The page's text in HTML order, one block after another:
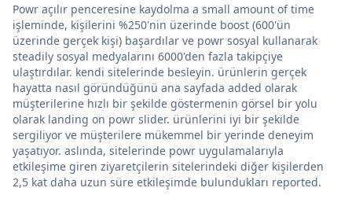
Powr açılır penceresine kaydolma a small amount of time
işleminde, kişilerini %250'nin üzerinde boost (600'ün
üzerinde gerçek kişi) başardılar ve powr sosyal kullanarak
steadily sosyal medyalarını 6000'den fazla takipçiye
ulaştırdılar. kendi sitelerinde besleyin. ürünlerin gerçek
hayatta nasıl göründüğünü ana sayfada added olarak
müşterilerine hızlı bir şekilde göstermenin görsel bir yolu
olarak landing on powr slider. ürünlerini iyi bir şekilde
sergiliyor ve müşterilere mükemmel bir yerinde deneyim
yaşatıyor. aslında, sitelerinde powr uygulamalarıyla
etkileşime giren ziyaretçilerin sitelerindeki diğer kişilerden
2,5 kat daha uzun süre etkileşimde bulundukları reported.